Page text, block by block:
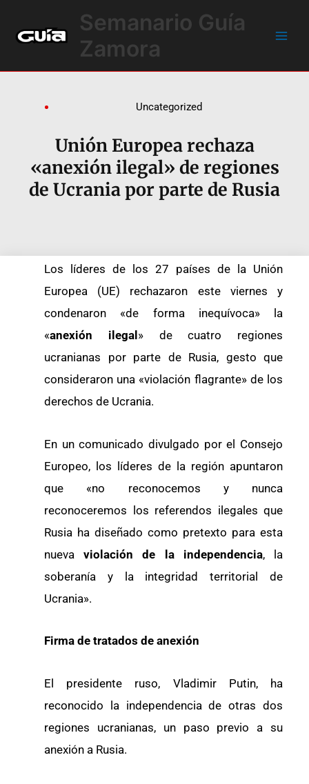
contenido
Semanario Guía
Zamora
Uncategorized
Unión Europea rechaza
«anexión ilegal» de regiones
de Ucrania por parte de Rusia
Los líderes de los 27 países de la Unión
Europea (UE) rechazaron este viernes y
condenaron «de forma inequívoca» la
«anexión ilegal» de cuatro regiones
ucranianas por parte de Rusia, gesto que
consideraron una «violación flagrante» de los
derechos de Ucrania.
En un comunicado divulgado por el Consejo
Europeo, los líderes de la región apuntaron
que «no reconocemos y nunca
reconoceremos los referendos ilegales que
Rusia ha diseñado como pretexto para esta
nuevaviolación de la independencia, la
soberanía y la integridad territorial de
Ucrania».
Firma de tratados de anexión
El presidente ruso, Vladimir Putin, ha
reconocido la independencia de otras dos
regiones ucranianas, un paso previo a su
anexión a Rusia.